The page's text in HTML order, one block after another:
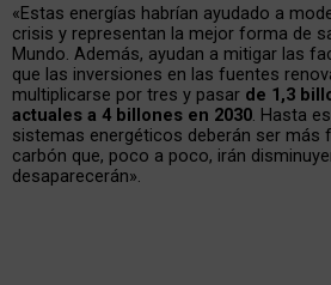
«Estas energías habrían ayudado a
crisis y representan la mejor forma de
Mundo. Además, ayudan a mitigar las
que las inversiones en las fuentes
multiplicarse por tres y pasar de 1,3
actuales a 4 billones en 2030. Hasta
sistemas energéticos deberán ser más
carbón que, poco a poco, irán
desaparecerán».